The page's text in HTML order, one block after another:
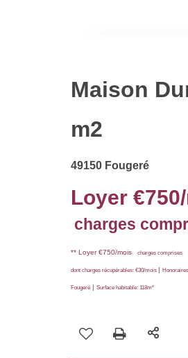
Maison
m2
49150 Fougeré
Loyer
charges
** Loyer €750/mois charges comprises
dont charges récupérables: €30/mois |
Fougeré | Surface habitable: 118m²